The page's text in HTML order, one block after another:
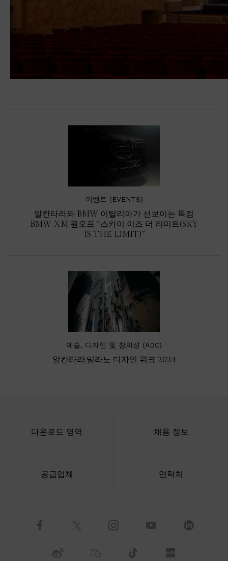
이벤트 (EVENTS)
알칸타라와 BMW 이탈리아가 선보이는 독점
BMW XM 원오프 “스카이 이즈 더 리미트(SKY
IS THE LIMIT)”
예술, 디자인 및 창의성 (ADC)
알칸타라:밀라노 디자인 위크 2024
다운로드 영역 채용 정보
공급업체 연락처